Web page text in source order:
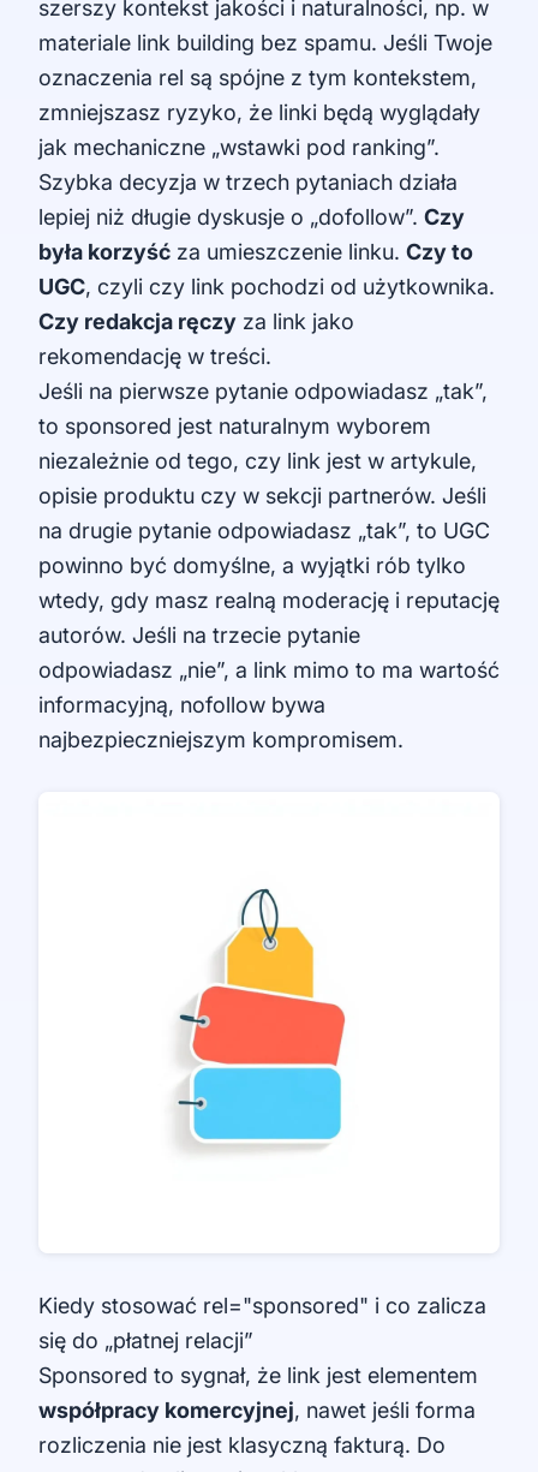
szerszy kontekst jakości i naturalności, np. w
materiale link building bez spamu. Jeśli Twoje
oznaczenia rel są spójne z tym kontekstem,
zmniejszasz ryzyko, że linki będą wyglądały
jak mechaniczne „wstawki pod ranking”.
Szybka decyzja w trzech pytaniach działa
lepiej niż długie dyskusje o „dofollow”. Czy
była korzyść za umieszczenie linku. Czy to
UGC, czyli czy link pochodzi od użytkownika.
Czy redakcja ręczy za link jako
rekomendację w treści.
Jeśli na pierwsze pytanie odpowiadasz „tak”,
to sponsored jest naturalnym wyborem
niezależnie od tego, czy link jest w artykule,
opisie produktu czy w sekcji partnerów. Jeśli
na drugie pytanie odpowiadasz „tak”, to UGC
powinno być domyślne, a wyjątki rób tylko
wtedy, gdy masz realną moderację i reputację
autorów. Jeśli na trzecie pytanie
odpowiadasz „nie”, a link mimo to ma wartość
informacyjną, nofollow bywa
najbezpieczniejszym kompromisem.
Kiedy stosować rel="sponsored" i co zalicza
się do „płatnej relacji”
Sponsored to sygnał, że link jest elementem
współpracy komercyjnej, nawet jeśli forma
rozliczenia nie jest klasyczną fakturą. Do